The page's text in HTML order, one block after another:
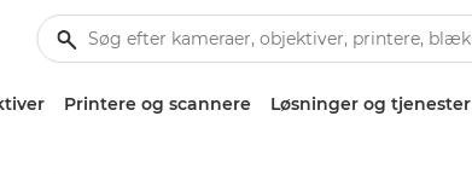
Printere og scannere Løsninger og tjenester